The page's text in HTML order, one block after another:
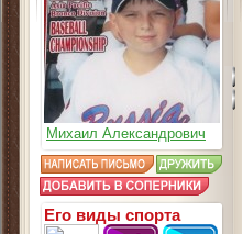
Михаил Александрович
Его виды спорта